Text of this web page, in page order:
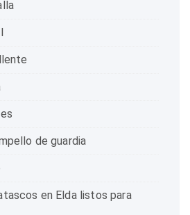
de guardia
en Elda listos para